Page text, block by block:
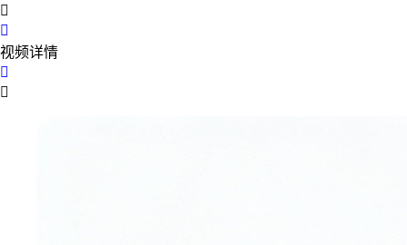


视频详情

